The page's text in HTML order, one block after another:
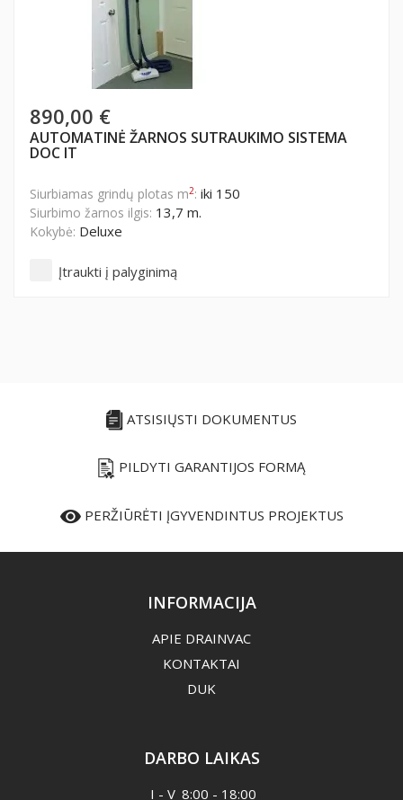
890,00 €
AUTOMATINĖ ŽARNOS SUTRAUKIMO SISTEMA
DOC IT
Siurbiamas grindų plotas m2: iki 150
Siurbimo žarnos ilgis: 13,7 m.
Kokybė: Deluxe
Įtraukti į palyginimą
ATSISIŲSTI DOKUMENTUS
PILDYTI GARANTIJOS FORMĄ
PERŽIŪRĖTI ĮGYVENDINTUS PROJEKTUS
INFORMACIJA
APIE DRAINVAC
KONTAKTAI
DUK
DARBO LAIKAS
I - V 8:00 - 18:00